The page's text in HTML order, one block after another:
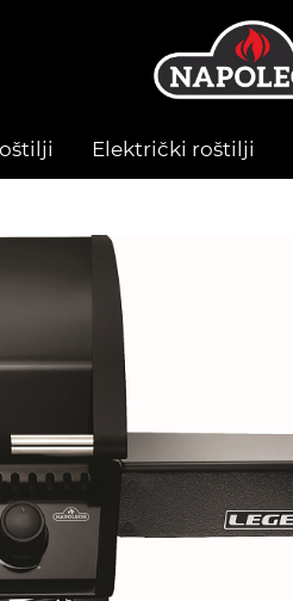
Električki roštilji